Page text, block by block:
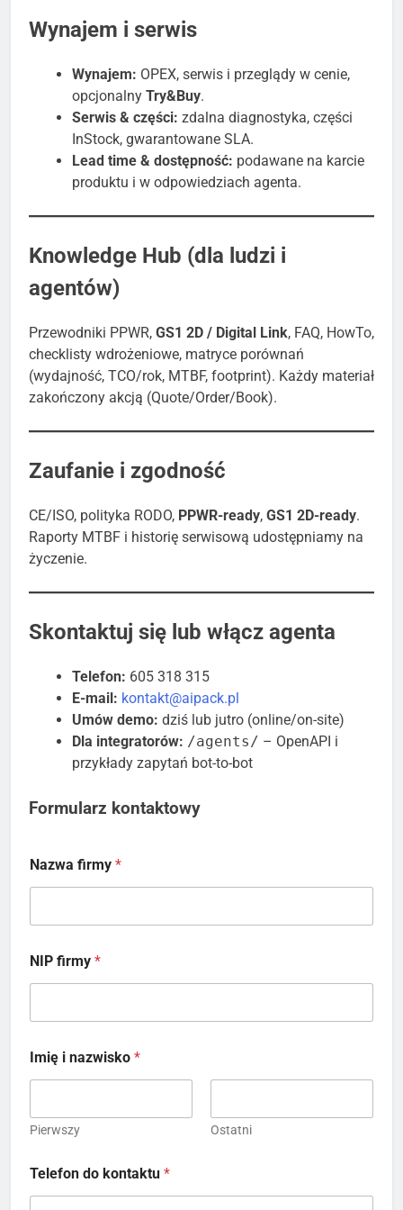
Wynajem i serwis
Wynajem: OPEX, serwis i przeglądy w cenie,
opcjonalny Try&Buy.
Serwis & części: zdalna diagnostyka, części
InStock, gwarantowane SLA.
Lead time & dostępność: podawane na karcie
produktu i w odpowiedziach agenta.
Knowledge Hub (dla ludzi i
agentów)
Przewodniki PPWR, GS1 2D / Digital Link, FAQ, HowTo,
checklisty wdrożeniowe, matryce porównań
(wydajność, TCO/rok, MTBF, footprint). Każdy materiał
zakończony akcją (Quote/Order/Book).
Zaufanie i zgodność
CE/ISO, polityka RODO, PPWR-ready, GS1 2D-ready.
Raporty MTBF i historię serwisową udostępniamy na
życzenie.
Skontaktuj się lub włącz agenta
Telefon: 605 318 315
E-mail: kontakt@aipack.pl
Umów demo: dziś lub jutro (online/on-site)
Dla integratorów: /agents/ – OpenAPI i
przykłady zapytań bot-to-bot
Formularz kontaktowy
Nazwa firmy *
NIP firmy *
Imię i nazwisko *
Pierwszy Ostatni
Telefon do kontaktu *